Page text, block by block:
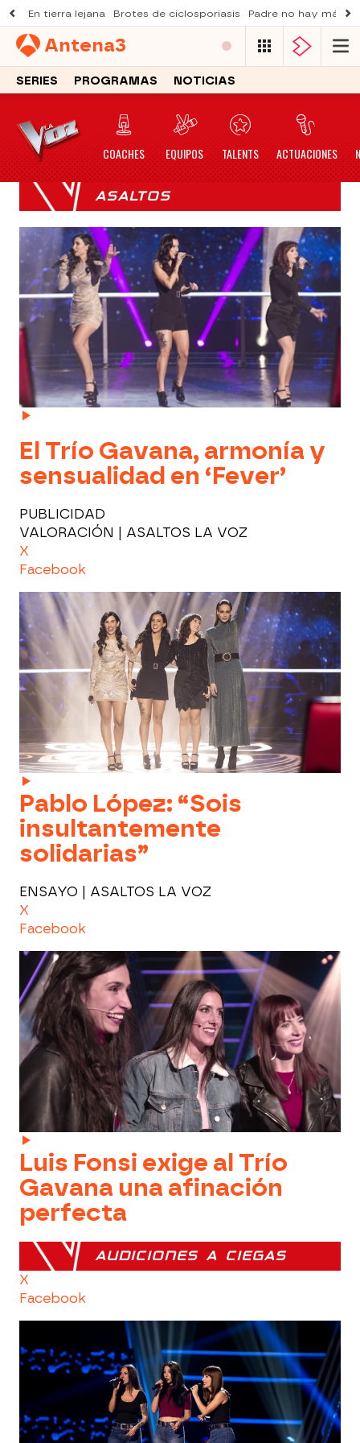
En tierra lejana Brotes de ciclosporiasis Padre no hay más
Antena3
SERIES PROGRAMAS NOTICIAS
COACHES EQUIPOS TALENTS ACTUACIONES
ASALTOS
El Trío Gavana, armonía y
sensualidad en ‘Fever’
PUBLICIDAD
VALORACIÓN | ASALTOS LA VOZ
X
Facebook
Pablo López: “Sois
insultantemente
solidarias”
ENSAYO | ASALTOS LA VOZ
X
Facebook
Luis Fonsi exige al Trío
Gavana una afinación
perfecta
AUDICIONES A CIEGAS
X
Facebook